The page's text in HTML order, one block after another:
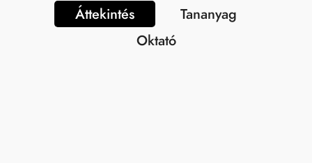
Áttekintés
Tananyag
Oktató